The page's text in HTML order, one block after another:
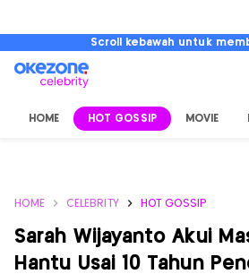
Scroll kebawah untuk
HOME HOT GOSSIP MOVIE
HOME CELEBRITY HOT GOSSIP
Sarah Wijayanto Akui
Hantu Usai 10 Tahun